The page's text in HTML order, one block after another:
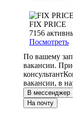
FIX PRICE
7156
Посмотреть
По вашему
вакансии.
консультант
вакансии, в
В мессенджер
На почту